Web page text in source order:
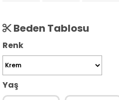
Beden Tablosu
Renk
Yaş